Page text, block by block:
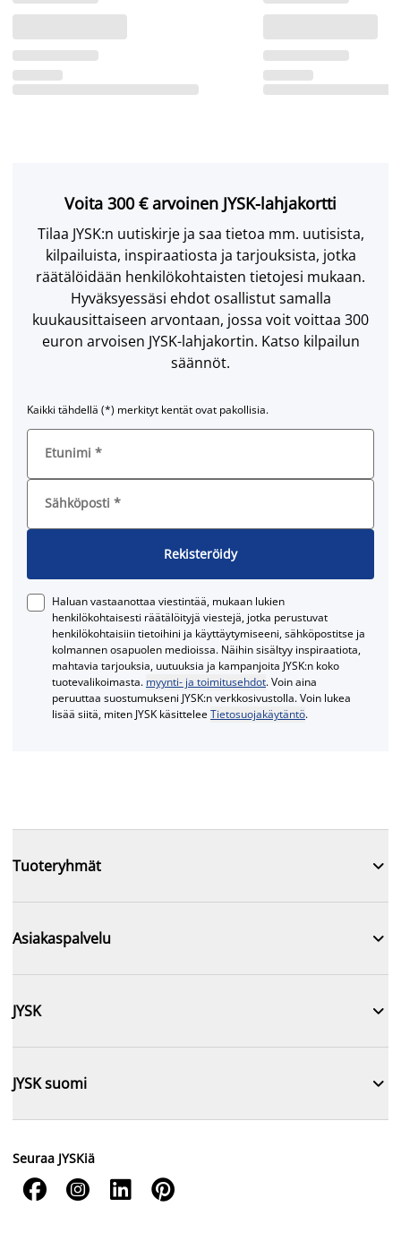
Voita 300 € arvoinen JYSK-lahjakortti
Tilaa JYSK:n uutiskirje ja saa tietoa mm. uutisista,
kilpailuista, inspiraatiosta ja tarjouksista, jotka
räätälöidään henkilökohtaisten tietojesi mukaan.
Hyväksyessäsi ehdot osallistut samalla
kuukausittaiseen arvontaan, jossa voit voittaa 300
euron arvoisen JYSK-lahjakortin. Katso kilpailun
säännöt.
Kaikki tähdellä (*) merkityt kentät ovat pakollisia.
Etunimi *
Sähköposti *
Rekisteröidy
Haluan vastaanottaa viestintää, mukaan lukien
henkilökohtaisesti räätälöityjä viestejä, jotka perustuvat
henkilökohtaisiin tietoihini ja käyttäytymiseeni, sähköpostitse ja
kolmannen osapuolen medioissa. Näihin sisältyy inspiraatiota,
mahtavia tarjouksia, uutuuksia ja kampanjoita JYSK:n koko
tuotevalikoimasta. myynti- ja toimitusehdot. Voin aina
peruuttaa suostumukseni JYSK:n verkkosivustolla. Voin lukea
lisää siitä, miten JYSK käsitteleeTietosuojakäytäntö.
Tuoteryhmät 
Asiakaspalvelu 
JYSK 
JYSK suomi 
Seuraa JYSKiä
   